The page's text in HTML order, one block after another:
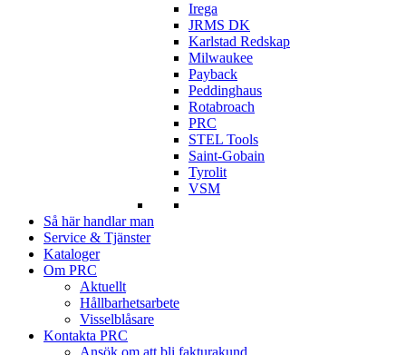
Irega
JRMS DK
Karlstad Redskap
Milwaukee
Payback
Peddinghaus
Rotabroach
PRC
STEL Tools
Saint-Gobain
Tyrolit
VSM
Så här handlar man
Service & Tjänster
Kataloger
Om PRC
Aktuellt
Hållbarhetsarbete
Visselblåsare
Kontakta PRC
Ansök om att bli fakturakund